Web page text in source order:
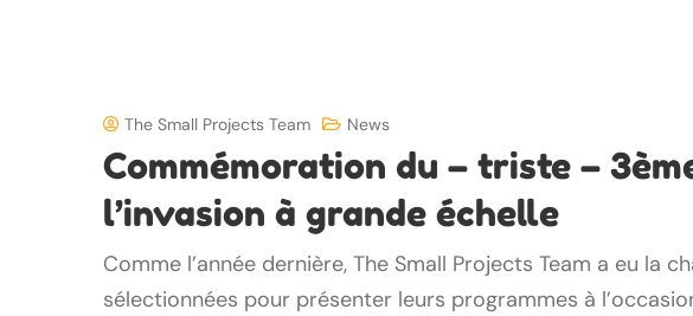
The Small Projects Team News
Commémoration du – triste –
l’invasion à grande échelle
Comme l’année dernière, The Small Projects Team a eu la
sélectionnées pour présenter leurs programmes à